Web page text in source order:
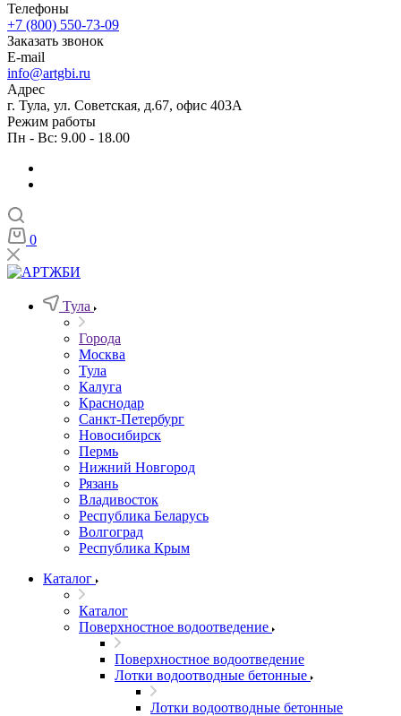
Телефоны
+7 (800) 550-73-09
Заказать звонок
E-mail
info@artgbi.ru
Адрес
г. Тула, ул. Советская, д.67, офис 403А
Режим работы
Пн - Вс: 9.00 - 18.00
0
Тула
Города
Москва
Тула
Калуга
Краснодар
Санкт-Петербург
Новосибирск
Пермь
Нижний Новгород
Рязань
Владивосток
Республика Беларусь
Волгоград
Республика Крым
Каталог
Каталог
Поверхностное водоотведение
Поверхностное водоотведение
Лотки водоотводные бетонные
Лотки водоотводные бетонные